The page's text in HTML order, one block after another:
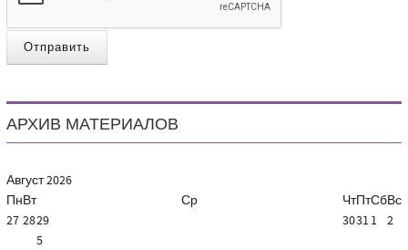
Отправить
АРХИВ МАТЕРИАЛОВ
Август2026
ПнВт Ср ЧтПтСбВс
27 2829 30311 2
5